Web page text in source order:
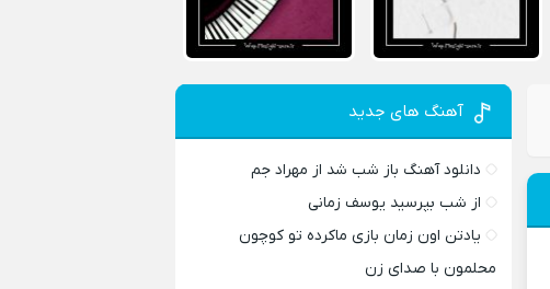
آهنگ های جدید
دانلود آهنگ باز شب شد از مهراد جم
از شب بپرسید یوسف زمانی
یادتن اون زمان بازی ماکرده تو کوچون
محلمون با صدای زن